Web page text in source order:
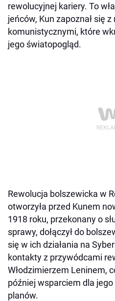
rewolucyjnej kariery. To
jeńców, Kun zapoznał się
komunistycznymi, które
jego światopogląd.
Rewolucja bolszewicka w
otworzyła przed Kunem
1918 roku, przekonany o
sprawy, dołączył do
się w ich działania na
kontakty z przywódcami
Włodzimierzem Leninem,
później wsparciem dla
planów.